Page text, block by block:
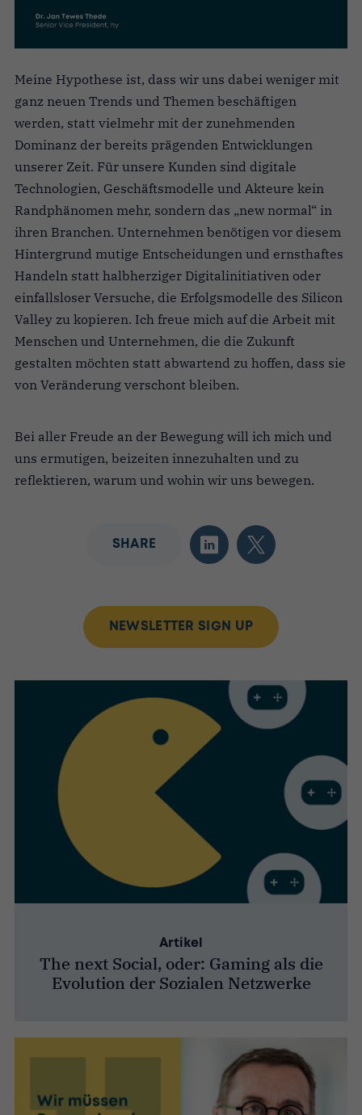
Meine Hypothese ist, dass wir uns dabei weniger mit
ganz neuen Trends und Themen beschäftigen
werden, statt vielmehr mit der zunehmenden
Dominanz der bereits prägenden Entwicklungen
unserer Zeit. Für unsere Kunden sind digitale
Technologien, Geschäftsmodelle und Akteure kein
Randphänomen mehr, sondern das „new normal“ in
ihren Branchen. Unternehmen benötigen vor diesem
Hintergrund mutige Entscheidungen und ernsthaftes
Handeln statt halbherziger Digitalinitiativen oder
einfallsloser Versuche, die Erfolgsmodelle des Silicon
Valley zu kopieren. Ich freue mich auf die Arbeit mit
Menschen und Unternehmen, die die Zukunft
gestalten möchten statt abwartend zu hoffen, dass sie
von Veränderung verschont bleiben.
Bei aller Freude an der Bewegung will ich mich und
uns ermutigen, beizeiten innezuhalten und zu
reflektieren, warum und wohin wir uns bewegen.
SHARE
NEWSLETTER SIGN UP
Artikel
The next Social, oder: Gaming als die
Evolution der Sozialen Netzwerke